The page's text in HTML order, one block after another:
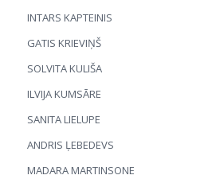
INTARS KAPTEINIS
GATIS KRIEVIŅŠ
SOLVITA KULIŠA
ILVIJA KUMSĀRE
SANITA LIELUPE
ANDRIS ĻEBEDEVS
MADARA MARTINSONE